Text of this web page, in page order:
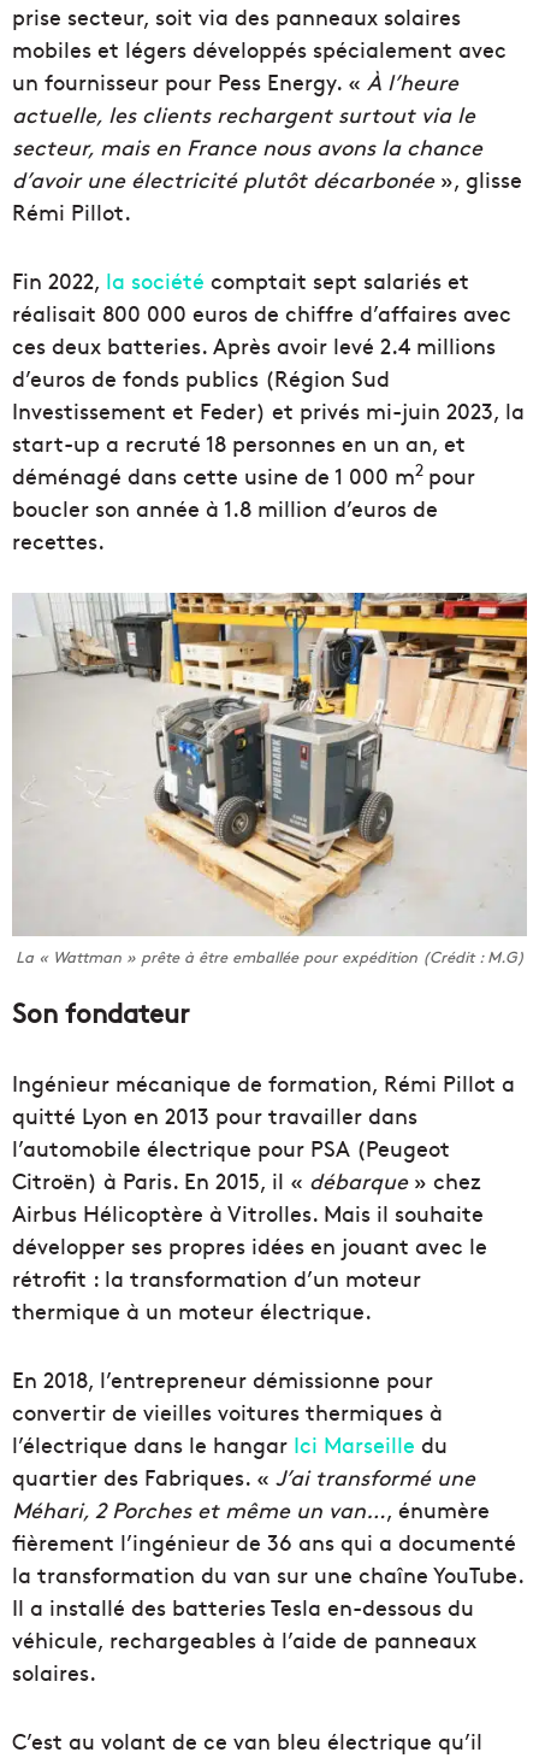
prise secteur, soit via des panneaux solaires
mobiles et légers développés spécialement avec
un fournisseur pour Pess Energy. « À l’heure
actuelle, les clients rechargent surtout via le
secteur, mais en France nous avons la chance
d’avoir une électricité plutôt décarbonée», glisse
Rémi Pillot.
Fin 2022, la société comptait sept salariés et
réalisait 800 000 euros de chiffre d’affaires avec
ces deux batteries. Après avoir levé 2.4 millions
d’euros de fonds publics (Région Sud
Investissement et Feder) et privés mi-juin 2023, la
start-up a recruté 18 personnes en un an, et
déménagé dans cette usine de 1 000 m2 pour
boucler son année à 1.8 million d’euros de
recettes.
La « Wattman » prête à être emballée pour expédition (Crédit : M.G)
Son fondateur
Ingénieur mécanique de formation, Rémi Pillot a
quitté Lyon en 2013 pour travailler dans
l’automobile électrique pour PSA (Peugeot
Citroën) à Paris. En 2015, il « débarque» chez
Airbus Hélicoptère à Vitrolles. Mais il souhaite
développer ses propres idées en jouant avec le
rétrofit : la transformation d’un moteur
thermique à un moteur électrique.
En 2018, l’entrepreneur démissionne pour
convertir de vieilles voitures thermiques à
l’électrique dans le hangar Ici Marseille du
quartier des Fabriques. « J’ai transformé une
Méhari, 2 Porches et même un van…, énumère
fièrement l’ingénieur de 36 ans qui a documenté
la transformation du van sur une chaîne YouTube.
Il a installé des batteries Tesla en-dessous du
véhicule, rechargeables à l’aide de panneaux
solaires.
C’est au volant de ce van bleu électrique qu’il